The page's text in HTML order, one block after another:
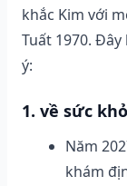
khắc Kim với
Tuất 1970.
ý:
1. về sức
Năm
khám